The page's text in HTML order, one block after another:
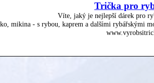
Trička pro
Víte, jaký je nejlepší dárek pro
mikina - s rybou, kaprem a dalšími rybářskými